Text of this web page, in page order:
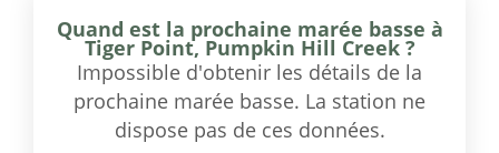
Quand est la prochaine marée basse à
Tiger Point, Pumpkin Hill Creek ?
Impossible d'obtenir les détails de la
prochaine marée basse. La station ne
dispose pas de ces données.